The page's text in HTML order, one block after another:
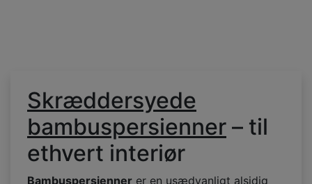
Skræddersyede
bambuspersienner – til
ethvert interiør
Bambuspersienner er en usædvanligt alsidig